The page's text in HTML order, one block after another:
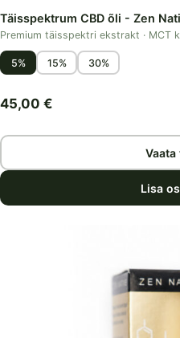
Täisspektrum CBD õli - Zen
Premium täisspektri ekstrakt · MCT
5% 15% 30%
45,00 €
Lisa